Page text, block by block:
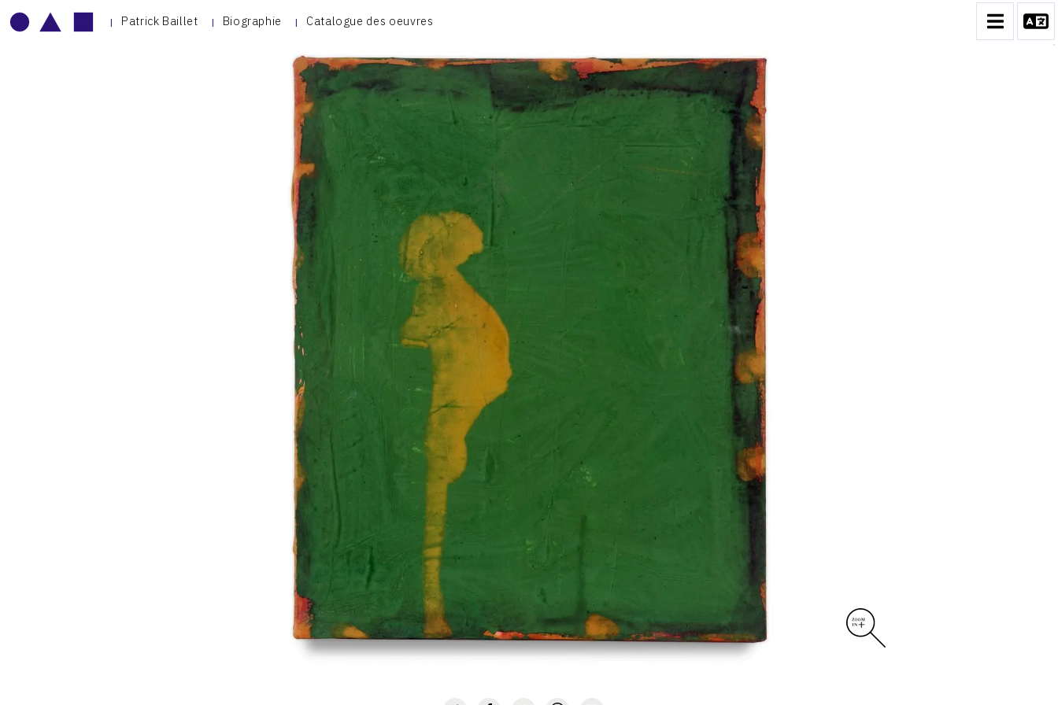
Patrick Baillet Biographie Catalogue des oeuvres
CONTACT